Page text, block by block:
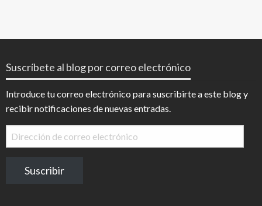
Suscríbete al blog por correo electrónico
Introduce tu correo electrónico para suscribirte a este blog y
recibir notificaciones de nuevas entradas.
Dirección
de
electrónico
Suscribir